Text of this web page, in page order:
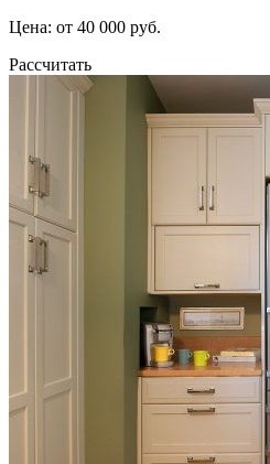
Цена: от 40 000 руб.
Рассчитать